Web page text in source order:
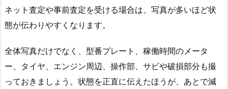
ネット査定や事前査定を受ける場合は、写真が多いほど状
態が伝わりやすくなります。
全体写真だけでなく、型番プレート、稼働時間のメータ
ー、タイヤ、エンジン周辺、操作部、サビや破損部分も撮
っておきましょう。状態を正直に伝えたほうが、あとで減